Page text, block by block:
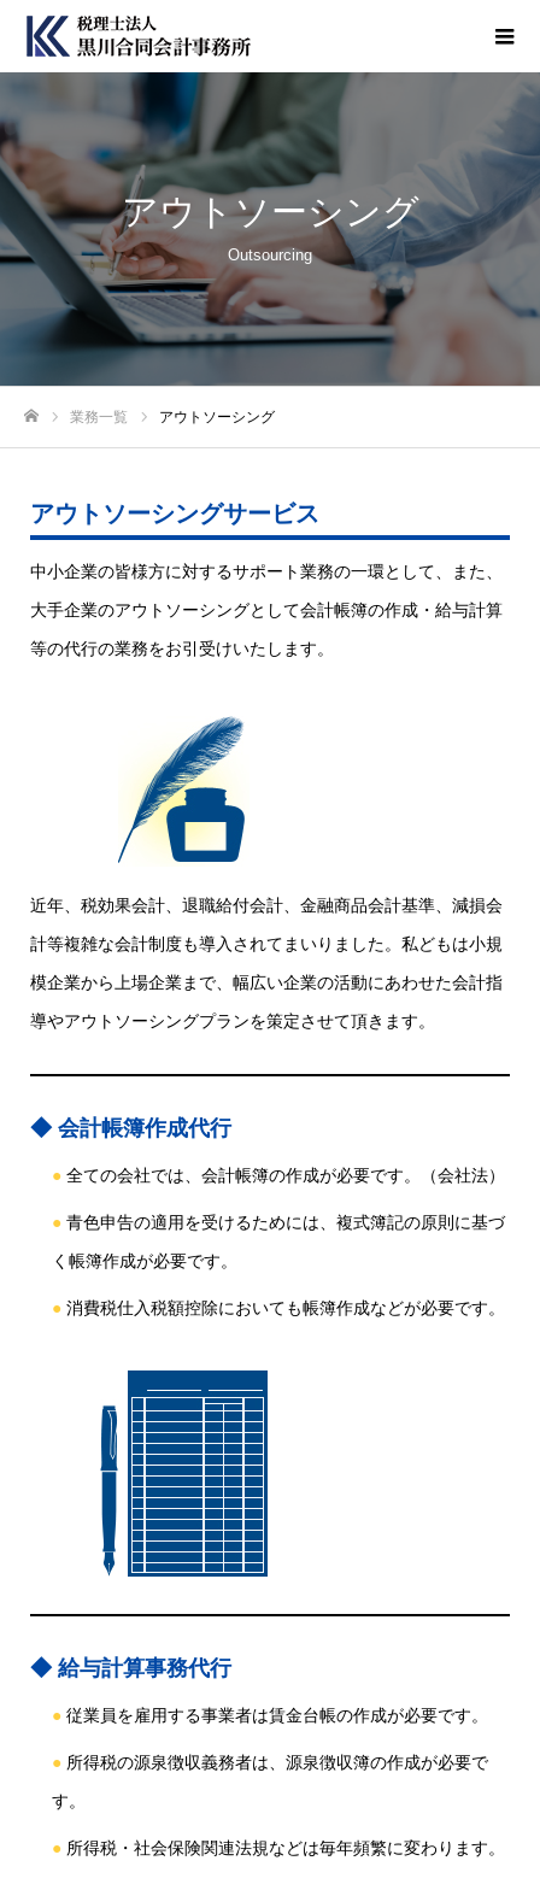
アウトソーシング
Outsourcing
業務一覧 アウトソーシング
アウトソーシングサービス
中小企業の皆様方に対するサポート業務の一環として、また、
大手企業のアウトソーシングとして会計帳簿の作成・給与計算
等の代行の業務をお引受けいたします。
近年、税効果会計、退職給付会計、金融商品会計基準、減損会
計等複雑な会計制度も導入されてまいりました。私どもは小規
模企業から上場企業まで、幅広い企業の活動にあわせた会計指
導やアウトソーシングプランを策定させて頂きます。
会計帳簿作成代行
全ての会社では、会計帳簿の作成が必要です。（会社法）
青色申告の適用を受けるためには、複式簿記の原則に基づ
く帳簿作成が必要です。
消費税仕入税額控除においても帳簿作成などが必要です。
給与計算事務代行
従業員を雇用する事業者は賃金台帳の作成が必要です。
所得税の源泉徴収義務者は、源泉徴収簿の作成が必要で
す。
所得税・社会保険関連法規などは毎年頻繁に変わります。